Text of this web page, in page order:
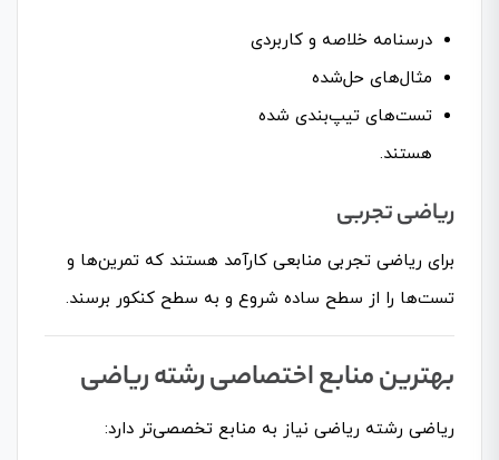
درسنامه خلاصه و کاربردی
مثال‌های حل‌شده
تست‌های تیپ‌بندی شده
هستند.
ریاضی تجربی
برای ریاضی تجربی منابعی کارآمد هستند که تمرین‌ها و
تست‌ها را از سطح ساده شروع و به سطح کنکور برسند.
بهترین منابع اختصاصی رشته ریاضی
ریاضی رشته ریاضی نیاز به منابع تخصصی‌تر دارد: